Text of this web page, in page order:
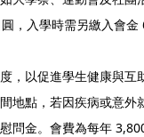
，入學時需另繳入會金
，以促進學生健康與互
地點，若因疾病或意外
問金。會費為每年